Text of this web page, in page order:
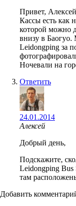
Привет,
Кассы есть как
которой можно
внизу в
Leidongping за
Ночевали на
Ответить
24.01.2014
Алексей
Добрый день,
Подскажите,
Leidongping
там
Добавить